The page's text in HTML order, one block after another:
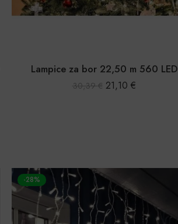
Lampice za bor 22,50 m 560 LED
30,39€ 21,10 €
-28%